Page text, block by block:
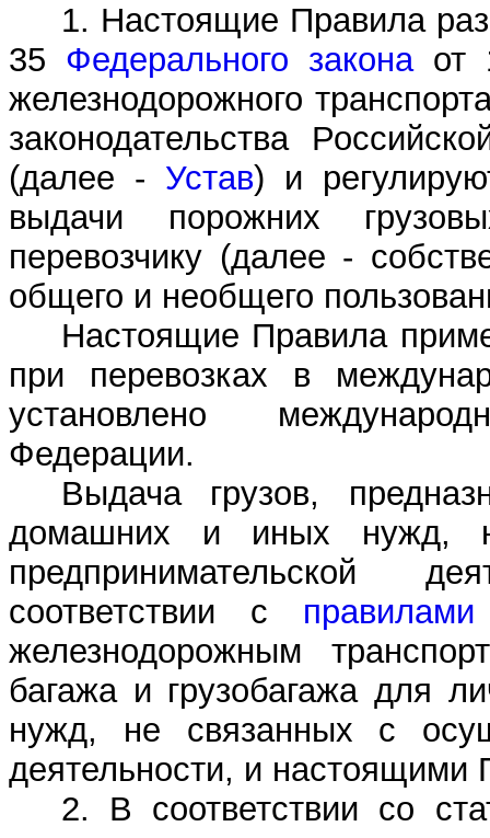
1. Настоящие Правила
35 Федерального законаот
железнодорожного
законодательства
(далее - Устав) и
выдачи порожних
перевозчику (далее -
общего и необщего
Настоящие Правила
при перевозках в
установлено
Федерации.
Выдача грузов,
домашних и иных нужд,
предпринимательской
соответствии с правилами
железнодорожным
багажа и грузобагажа для
нужд, не связанных с
деятельности, и настоящими
2. В соответствии со